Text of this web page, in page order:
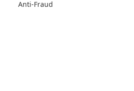
Anti-Fraud